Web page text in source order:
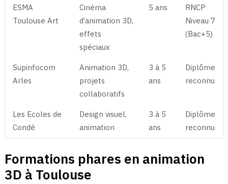
ESMA
Toulouse Art
Cinéma
d’animation 3D,
effets
spéciaux
5 ans
RNCP
Niveau 7
(Bac+5)
Supinfocom
Arles
Animation 3D,
projets
collaboratifs
3 à 5
ans
Diplôme
reconnu
Les Ecoles de
Condé
Design visuel,
animation
3 à 5
ans
Diplôme
reconnu
Formations phares en animation
3D à Toulouse